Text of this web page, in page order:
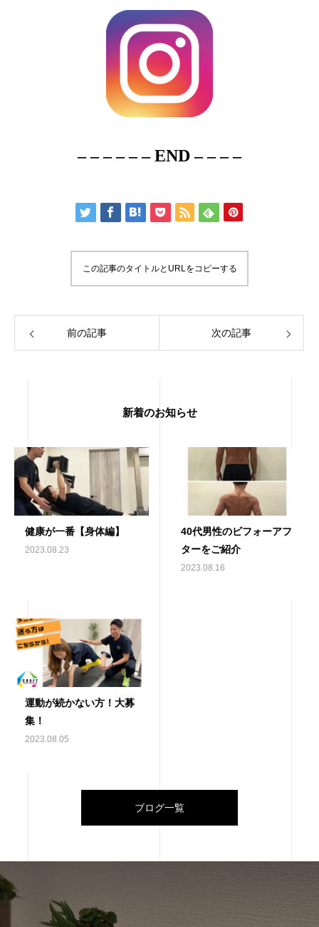
– – – – – – END – – – –
この記事のタイトルとURLをコピーする
前の記事 次の記事
新着のお知らせ
健康が一番【身体編】
2023.08.23
40代男性のビフォーアフ
ターをご紹介
2023.08.16
運動が続かない方！大募
集！
2023.08.05
ブログ一覧